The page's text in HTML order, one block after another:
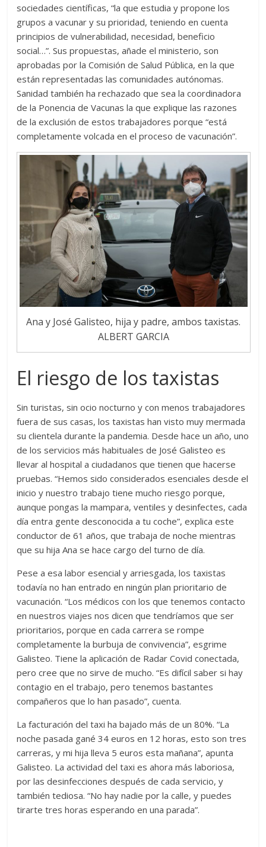
sociedades científicas, “la que estudia y propone los
grupos a vacunar y su prioridad, teniendo en cuenta
principios de vulnerabilidad, necesidad, beneficio
social…”. Sus propuestas, añade el ministerio, son
aprobadas por la Comisión de Salud Pública, en la que
están representadas las comunidades autónomas.
Sanidad también ha rechazado que sea la coordinadora
de la Ponencia de Vacunas la que explique las razones
de la exclusión de estos trabajadores porque “está
completamente volcada en el proceso de vacunación”.
Ana y José Galisteo, hija y padre, ambos taxistas.
ALBERT GARCIA
El riesgo de los taxistas
Sin turistas, sin ocio nocturno y con menos trabajadores
fuera de sus casas, los taxistas han visto muy mermada
su clientela durante la pandemia. Desde hace un año, uno
de los servicios más habituales de José Galisteo es
llevar al hospital a ciudadanos que tienen que hacerse
pruebas. “Hemos sido considerados esenciales desde el
inicio y nuestro trabajo tiene mucho riesgo porque,
aunque pongas la mampara, ventiles y desinfectes, cada
día entra gente desconocida a tu coche”, explica este
conductor de 61 años, que trabaja de noche mientras
que su hija Ana se hace cargo del turno de día.
Pese a esa labor esencial y arriesgada, los taxistas
todavía no han entrado en ningún plan prioritario de
vacunación. “Los médicos con los que tenemos contacto
en nuestros viajes nos dicen que tendríamos que ser
prioritarios, porque en cada carrera se rompe
completamente la burbuja de convivencia”, esgrime
Galisteo. Tiene la aplicación de Radar Covid conectada,
pero cree que no sirve de mucho. “Es difícil saber si hay
contagio en el trabajo, pero tenemos bastantes
compañeros que lo han pasado”, cuenta.
La facturación del taxi ha bajado más de un 80%. “La
noche pasada gané 34 euros en 12 horas, esto son tres
carreras, y mi hija lleva 5 euros esta mañana”, apunta
Galisteo. La actividad del taxi es ahora más laboriosa,
por las desinfecciones después de cada servicio, y
también tediosa. “No hay nadie por la calle, y puedes
tirarte tres horas esperando en una parada”.